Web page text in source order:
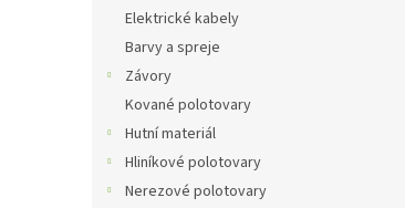
Elektrické kabely
Barvy a spreje
Závory
Kované polotovary
Hutní materiál
Hliníkové polotovary
Nerezové polotovary